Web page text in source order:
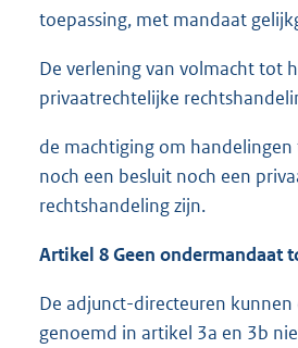
toepassing, met mandaat
De verlening van volmacht tot
privaatrechtelijke
de machtiging om
noch een besluit noch een
rechtshandeling zijn.
Artikel 8 Geen ondermandaat
De adjunct-directeuren
genoemd in artikel 3a en 3b